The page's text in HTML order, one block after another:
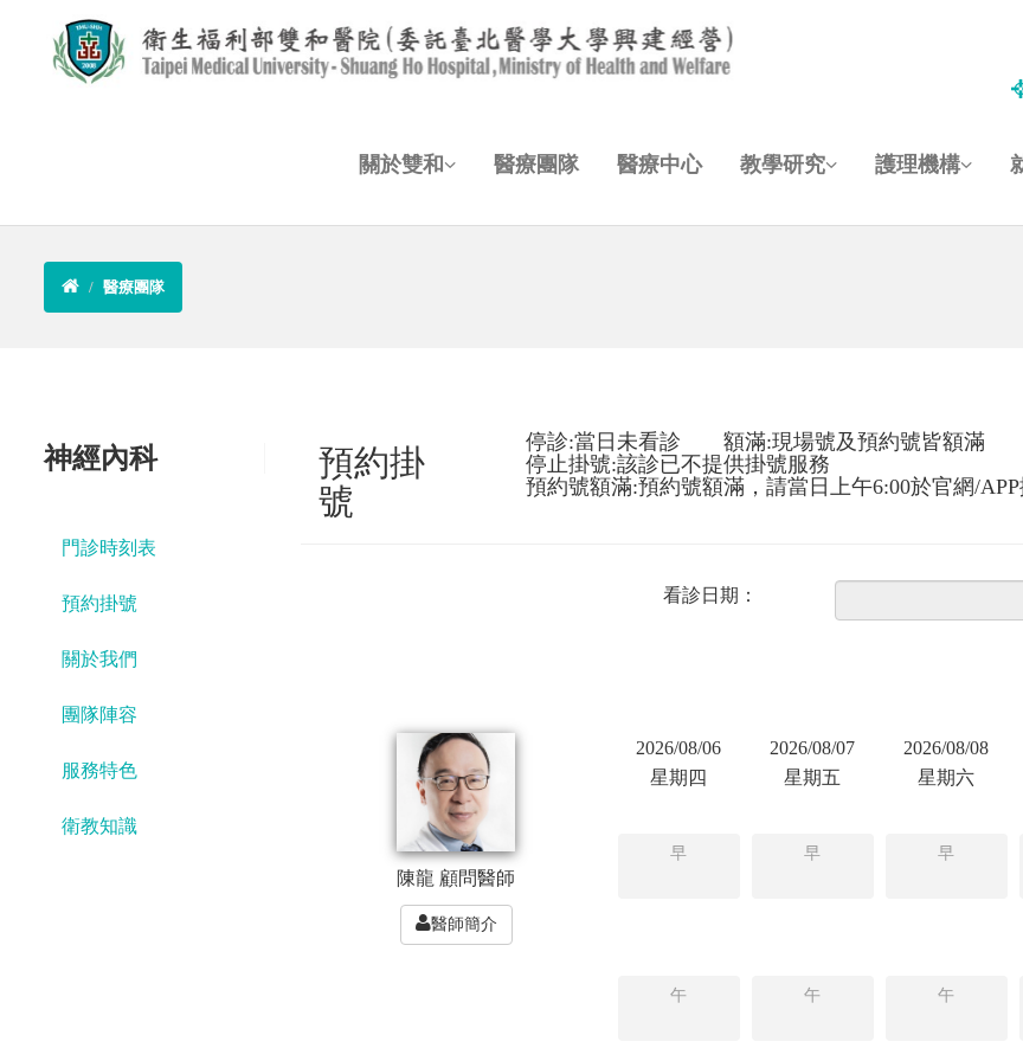
關於雙和 醫療團隊 醫療中心 教學研究 護理機構
醫療團隊
神經內科
門診時刻表
預約掛號
關於我們
團隊陣容
服務特色
衛教知識
預約掛
號
停診:當日未看診 額滿:現場號及預約號皆額滿
停止掛號:該診已不提供掛號服務
預約號額滿:預約號額滿，請當日上午6:00於官網/
看診日期：
陳龍 顧問醫師
醫師簡介
2026/08/06
星期四
2026/08/07
星期五
2026/08/08
星期六
早 早 早
午 午 午